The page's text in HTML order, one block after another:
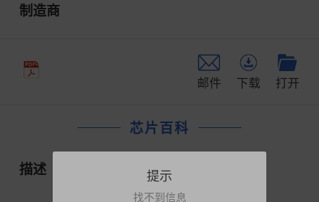
制造商
邮件 下载 打开
芯片百科
描述 提示
找不到信息